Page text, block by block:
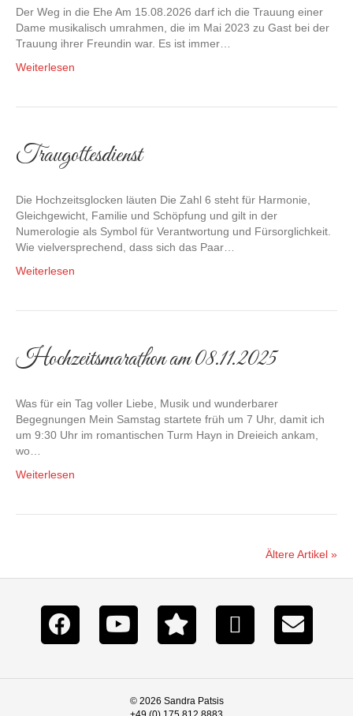
Der Weg in die Ehe Am 15.08.2026 darf ich die Trauung einer
Dame musikalisch umrahmen, die im Mai 2023 zu Gast bei der
Trauung ihrer Freundin war. Es ist immer…
Weiterlesen
Traugottesdienst
Die Hochzeitsglocken läuten Die Zahl 6 steht für Harmonie,
Gleichgewicht, Familie und Schöpfung und gilt in der
Numerologie als Symbol für Verantwortung und Fürsorglichkeit.
Wie vielversprechend, dass sich das Paar…
Weiterlesen
Hochzeitsmarathon am 08.11.2025
Was für ein Tag voller Liebe, Musik und wunderbarer
Begegnungen Mein Samstag startete früh um 7 Uhr, damit ich
um 9:30 Uhr im romantischen Turm Hayn in Dreieich ankam,
wo…
Weiterlesen
Ältere Artikel »
© 2026 Sandra Patsis